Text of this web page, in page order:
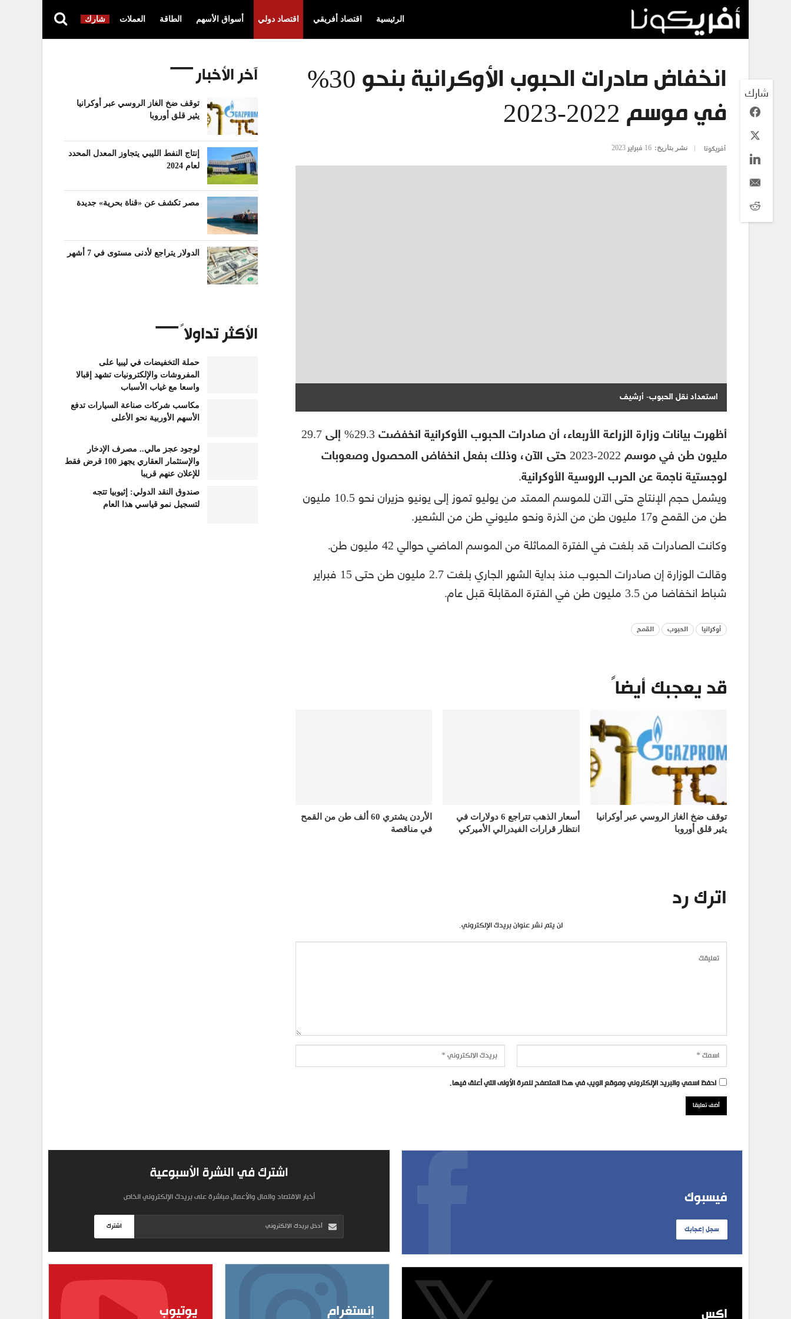
الرئيسية اقتصاد أفريقي اقتصاد دولي أسواق الأسهم الطاقة العملات شارك
انخفاض صادرات الحبوب الأوكرانية بنحو 30%
في موسم 2022-2023
أفريكونا نشر بتاريخ: 16 فبراير 2023
استعداد نقل الحبوب- أرشيف
شارك
أظهرت بيانات وزارة الزراعة الأربعاء، أن صادرات الحبوب الأوكرانية انخفضت 29.3% إلى 29.7
مليون طن في موسم 2022-2023 حتى الآن، وذلك بفعل انخفاض المحصول وصعوبات
لوجستية ناجمة عن الحرب الروسية الأوكرانية.
ويشمل حجم الإنتاج حتى الآن للموسم الممتد من يوليو تموز إلى يونيو حزيران نحو 10.5 مليون
طن من القمح و17 مليون طن من الذرة ونحو مليوني طن من الشعير.
وكانت الصادرات قد بلغت في الفترة المماثلة من الموسم الماضي حوالي 42 مليون طن.
وقالت الوزارة إن صادرات الحبوب منذ بداية الشهر الجاري بلغت 2.7 مليون طن حتى 15 فبراير
شباط انخفاضا من 3.5 مليون طن في الفترة المقابلة قبل عام.
أوكرانيا الحبوب القمح
قد يعجبك أيضاً
توقف ضخ الغاز الروسي عبر أوكرانيا
يثير قلق أوروبا
أسعار الذهب تتراجع 6 دولارات في
انتظار قرارات الفيدرالي الأميركي
الأردن يشتري 60 ألف طن من القمح
في مناقصة
اترك رد
لن يتم نشر عنوان بريدك الإلكتروني.
احفظ اسمي والبريد الإلكتروني وموقع الويب في هذا المتصفح للمرة الأولى التي أعلق فيها.
آخر الأخبار
توقف ضخ الغاز الروسي عبر أوكرانيا
يثير قلق أوروبا
إنتاج النفط الليبي يتجاوز المعدل المحدد
لعام 2024
مصر تكشف عن «قناة بحرية» جديدة
الدولار يتراجع لأدنى مستوى في 7 أشهر
الأكثر تداولاً
حملة التخفيضات في ليبيا على
المفروشات والإلكترونيات تشهد إقبالا
واسعا مع غياب الأسباب
مكاسب شركات صناعة السيارات تدفع
الأسهم الأوربية نحو الأعلى
لوجود عجز مالي.. مصرف الإدخار
والإستثمار العقاري يجهز 100 قرض فقط
للإعلان عنهم قريبا
صندوق النقد الدولي: إثيوبيا تتجه
لتسجيل نمو قياسي هذا العام
فيسبوك
سجل إعجابك
اشترك في النشرة الأسبوعية
أخبار الاقتصاد والمال والأعمال مباشرة على بريدك الإلكتروني الخاص
اشترك
إنستغرام يوتيوب